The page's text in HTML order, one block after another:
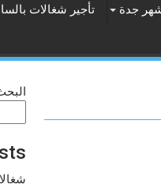
جدة تأجير شغالات